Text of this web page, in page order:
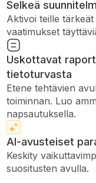
Selkeä
Aktivoi teille
vaatimukset
Uskottavat
tietoturvasta
Etene tehtävien
toiminnan. Luo
napsautuksella.
AI-avusteiset
Keskity
suositusten avulla.